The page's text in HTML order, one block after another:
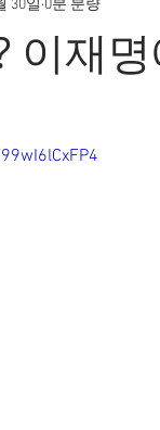
이재
30일 0분 분량